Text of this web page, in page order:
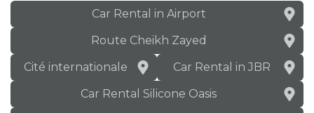
Car Rental in Airport
Route Cheikh Zayed
Cité internationale
Car Rental in JBR
Car Rental Silicone Oasis